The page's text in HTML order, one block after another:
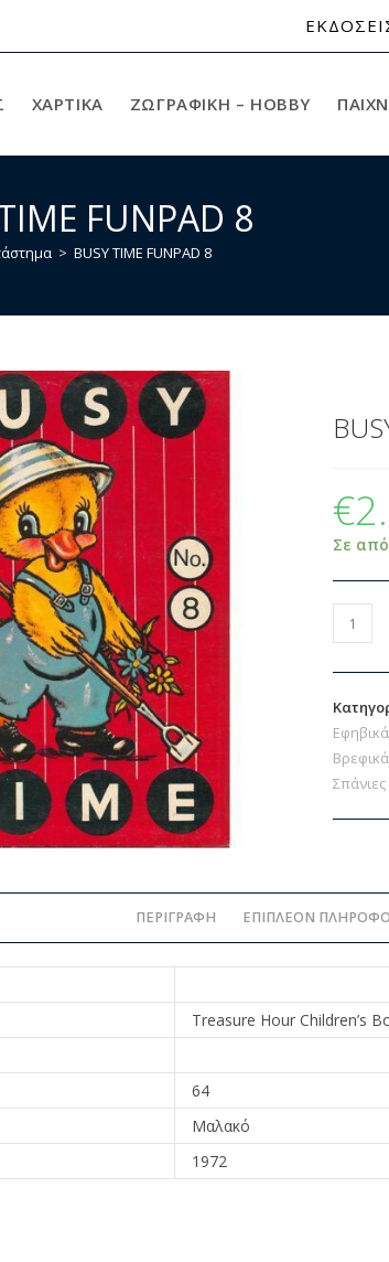
ΧΑΡΤΙΚΆ ΖΩΓΡΑΦΙΚΉ – HOBBY
FUNPAD 8
> BUSY TIME FUNPAD 8
€
Σε
ΠΕΡΙΓΡΑΦΉ ΕΠΙΠΛΈΟΝ
Treasure Hour Children’s
64
Μαλακό
1972